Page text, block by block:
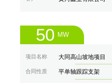
50 MW
项目名称 大同高山坡地项目
合同性质 平单轴跟踪支架